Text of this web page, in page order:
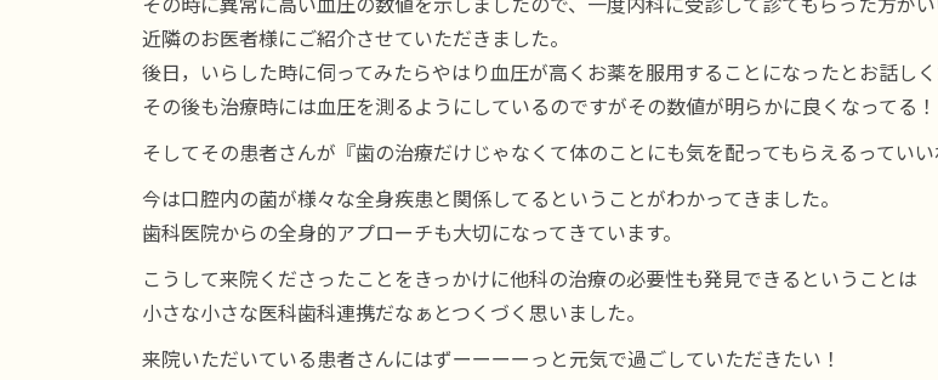
近隣のお医者様にご紹介させていただきました。
後日，いらした時に伺ってみたらやはり血圧が高くお薬を服用することになったとお話しく
その後も治療時には血圧を測るようにしているのですがその数値が明らかに良くなってる！
そしてその患者さんが『歯の治療だけじゃなくて体のことにも気を配ってもらえるってい
今は口腔内の菌が様々な全身疾患と関係してるということがわかってきました。
歯科医院からの全身的アプローチも大切になってきています。
こうして来院くださったことをきっかけに他科の治療の必要性も発見できるということは
小さな小さな医科歯科連携だなぁとつくづく思いました。
来院いただいている患者さんにはずーーーーっと元気で過ごしていただきたい！